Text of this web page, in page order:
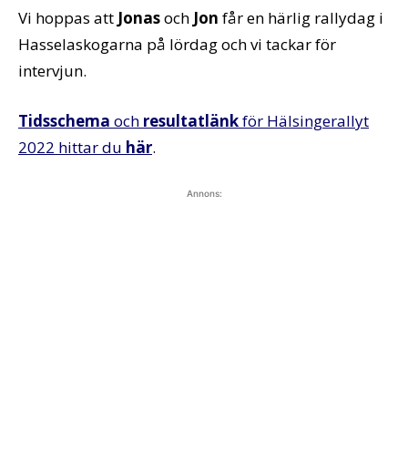
Vi hoppas att Jonasoch Jon får en härlig rallydag i
Hasselaskogarna på lördag och vi tackar för
intervjun.
Tidsschema och resultatlänkför Hälsingerallyt
2022 hittar du här.
Annons: